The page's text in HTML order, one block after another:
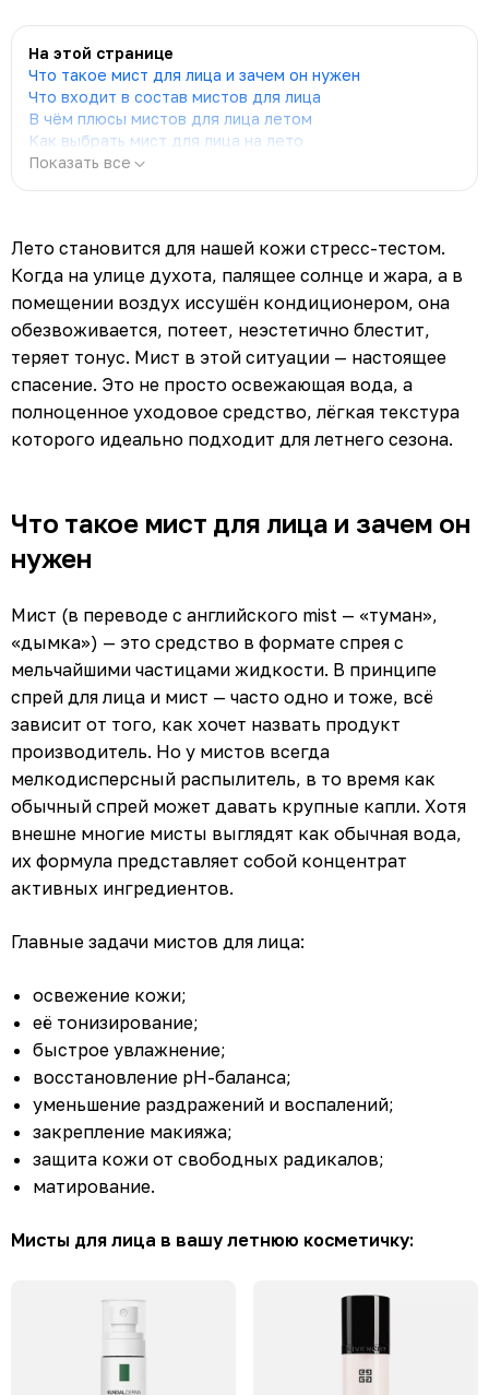
На этой странице
Что такое мист для лица и зачем он нужен
Что входит в состав мистов для лица
В чём плюсы мистов для лица летом
Как выбрать мист для лица на лето
Показать все
Лето становится для нашей кожи стресс-тестом.
Когда на улице духота, палящее солнце и жара, а в
помещении воздух иссушён кондиционером, она
обезвоживается, потеет, неэстетично блестит,
теряет тонус. Мист в этой ситуации — настоящее
спасение. Это не просто освежающая вода, а
полноценное уходовое средство, лёгкая текстура
которого идеально подходит для летнего сезона.
Что такое мист для лица и зачем он
нужен
Мист (в переводе с английского mist — «туман»,
«дымка») — это средство в формате спрея с
мельчайшими частицами жидкости. В принципе
спрей для лица и мист — часто одно и тоже, всё
зависит от того, как хочет назвать продукт
производитель. Но у мистов всегда
мелкодисперсный распылитель, в то время как
обычный спрей может давать крупные капли. Хотя
внешне многие мисты выглядят как обычная вода,
их формула представляет собой концентрат
активных ингредиентов.
Главные задачи мистов для лица:
освежение кожи;
её тонизирование;
быстрое увлажнение;
восстановление pH-баланса;
уменьшение раздражений и воспалений;
закрепление макияжа;
защита кожи от свободных радикалов;
матирование.
Мисты для лица в вашу летнюю косметичку: